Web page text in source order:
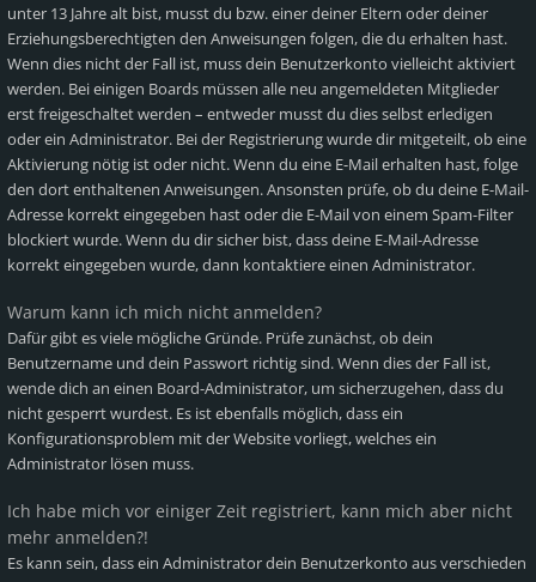
unter 13 Jahre alt bist, musst du bzw. einer deiner Eltern oder deiner
Erziehungsberechtigten den Anweisungen folgen, die du erhalten hast.
Wenn dies nicht der Fall ist, muss dein Benutzerkonto vielleicht aktiviert
werden. Bei einigen Boards müssen alle neu angemeldeten Mitglieder
erst freigeschaltet werden – entweder musst du dies selbst erledigen
oder ein Administrator. Bei der Registrierung wurde dir mitgeteilt, ob eine
Aktivierung nötig ist oder nicht. Wenn du eine E-Mail erhalten hast, folge
den dort enthaltenen Anweisungen. Ansonsten prüfe, ob du deine E-Mail-
Adresse korrekt eingegeben hast oder die E-Mail von einem Spam-Filter
blockiert wurde. Wenn du dir sicher bist, dass deine E-Mail-Adresse
korrekt eingegeben wurde, dann kontaktiere einen Administrator.
Warum kann ich mich nicht anmelden?
Dafür gibt es viele mögliche Gründe. Prüfe zunächst, ob dein
Benutzername und dein Passwort richtig sind. Wenn dies der Fall ist,
wende dich an einen Board-Administrator, um sicherzugehen, dass du
nicht gesperrt wurdest. Es ist ebenfalls möglich, dass ein
Konfigurationsproblem mit der Website vorliegt, welches ein
Administrator lösen muss.
Ich habe mich vor einiger Zeit registriert, kann mich aber nicht
mehr anmelden?!
Es kann sein, dass ein Administrator dein Benutzerkonto aus verschieden